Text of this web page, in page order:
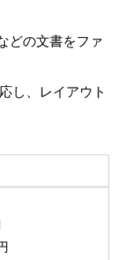
どの文書をファ
し、レイアウト